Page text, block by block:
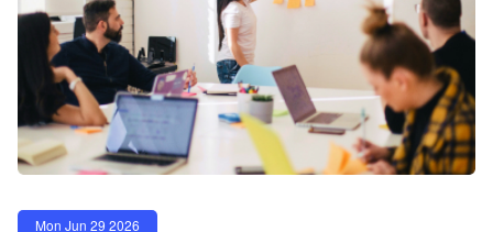
Mon Jun 29 2026